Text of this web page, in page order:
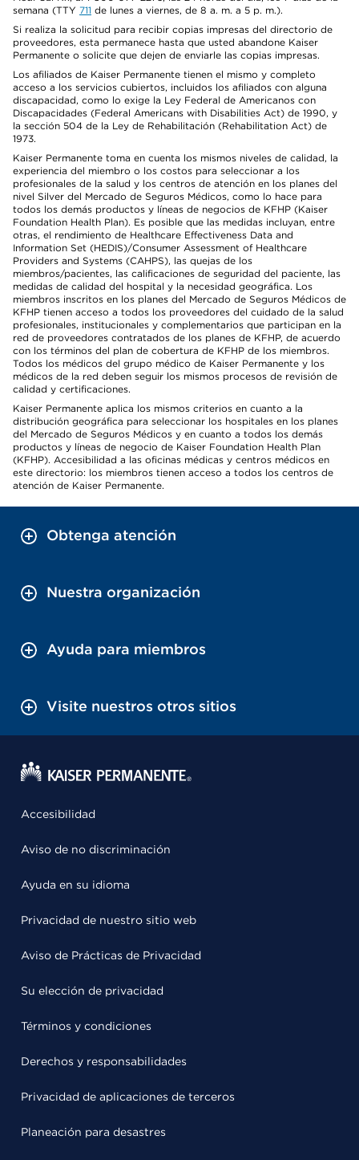
semana (TTY 711 de lunes a viernes, de 8 a. m. a 5 p. m.).
Si realiza la solicitud para recibir copias impresas del directorio de
proveedores, esta permanece hasta que usted abandone Kaiser
Permanente o solicite que dejen de enviarle las copias impresas.
Los afiliados de Kaiser Permanente tienen el mismo y completo
acceso a los servicios cubiertos, incluidos los afiliados con alguna
discapacidad, como lo exige la Ley Federal de Americanos con
Discapacidades (Federal Americans with Disabilities Act) de 1990, y
la sección 504 de la Ley de Rehabilitación (Rehabilitation Act) de
1973.
Kaiser Permanente toma en cuenta los mismos niveles de calidad, la
experiencia del miembro o los costos para seleccionar a los
profesionales de la salud y los centros de atención en los planes del
nivel Silver del Mercado de Seguros Médicos, como lo hace para
todos los demás productos y líneas de negocios de KFHP (Kaiser
Foundation Health Plan). Es posible que las medidas incluyan, entre
otras, el rendimiento de Healthcare Effectiveness Data and
Information Set (HEDIS)/Consumer Assessment of Healthcare
Providers and Systems (CAHPS), las quejas de los
miembros/pacientes, las calificaciones de seguridad del paciente, las
medidas de calidad del hospital y la necesidad geográfica. Los
miembros inscritos en los planes del Mercado de Seguros Médicos de
KFHP tienen acceso a todos los proveedores del cuidado de la salud
profesionales, institucionales y complementarios que participan en la
red de proveedores contratados de los planes de KFHP, de acuerdo
con los términos del plan de cobertura de KFHP de los miembros.
Todos los médicos del grupo médico de Kaiser Permanente y los
médicos de la red deben seguir los mismos procesos de revisión de
calidad y certificaciones.
Kaiser Permanente aplica los mismos criterios en cuanto a la
distribución geográfica para seleccionar los hospitales en los planes
del Mercado de Seguros Médicos y en cuanto a todos los demás
productos y líneas de negocio de Kaiser Foundation Health Plan
(KFHP). Accesibilidad a las oficinas médicas y centros médicos en
este directorio: los miembros tienen acceso a todos los centros de
atención de Kaiser Permanente.
Obtenga atención
Nuestra organización
Ayuda para miembros
Visite nuestros otros sitios
Accesibilidad
Aviso de no discriminación
Ayuda en su idioma
Privacidad de nuestro sitio web
Aviso de Prácticas de Privacidad
Su elección de privacidad
Términos y condiciones
Derechos y responsabilidades
Privacidad de aplicaciones de terceros
Planeación para desastres